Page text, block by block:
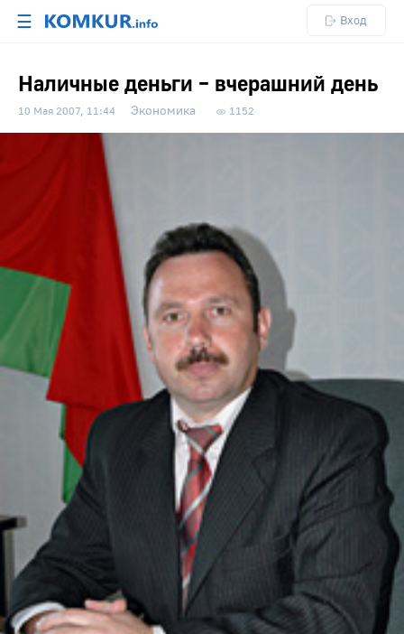
☰ Вход
Наличные деньги – вчерашний день
10 Мая 2007, 11:44 Экономика 1152